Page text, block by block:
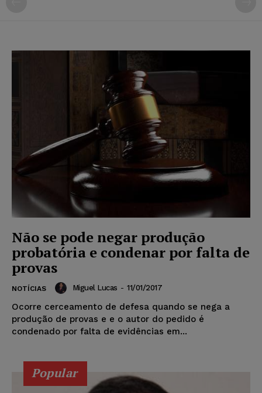
Não se pode negar produção
probatória e condenar por falta de
provas
NOTÍCIAS Miguel Lucas - 11/01/2017
Ocorre cerceamento de defesa quando se nega a
produção de provas e e o autor do pedido é
condenado por falta de evidências em...
Popular